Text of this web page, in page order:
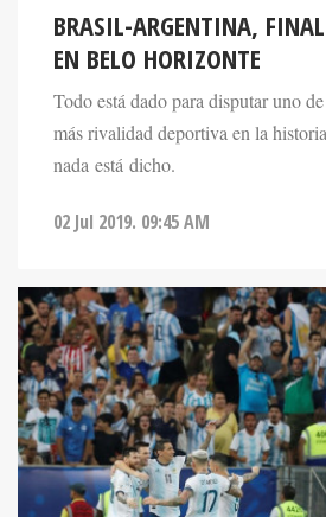
BRASIL-ARGENTINA,
EN BELO HORIZONTE
Todo está dado para disputar uno
más rivalidad deportiva en la
nada está dicho.
02 Jul 2019. 09:45 AM